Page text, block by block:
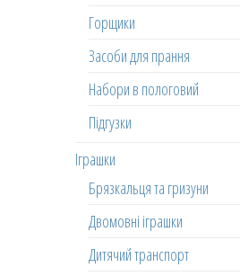
Горщики
Засоби для прання
Набори в пологовий
Підгузки
Іграшки
Брязкальця та гризуни
Двомовні іграшки
Дитячий транспорт